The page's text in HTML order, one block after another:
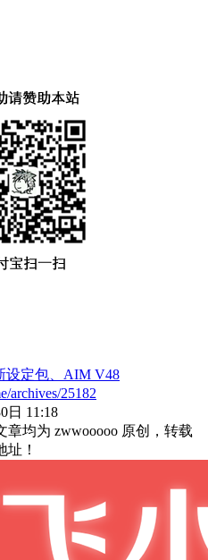
设定包、AIM V48
archives/25182
日 11:18
章均为 zwwooooo 原创，转载
！